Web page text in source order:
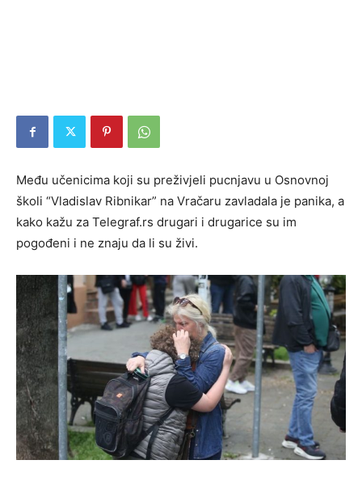
Među učenicima koji su preživjeli pucnjavu u Osnovnoj
školi “Vladislav Ribnikar” na Vračaru zavladala je panika, a
kako kažu za Telegraf.rs drugari i drugarice su im
pogođeni i ne znaju da li su živi.